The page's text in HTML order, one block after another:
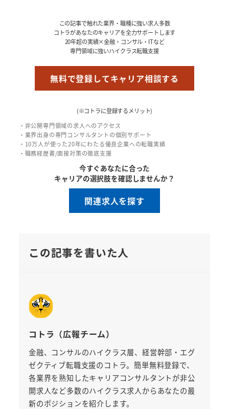
この記事で触れた業界・職種に強い求人多数
コトラがあなたのキャリアを全力サポートします
20年超の実績×金融・コンサル・ITなど
専門領域に強いハイクラス転職支援
無料で登録してキャリア相談する
(※コトラに登録するメリット)
・非公開専門領域の求人へのアクセス
・業界出身の専門コンサルタントの個別サポート
・10万人が使った20年にわたる優良企業への転職実績
・職務経歴書/面接対策の徹底支援
今すぐあなたに合った
キャリアの選択肢を確認しませんか？
関連求人を探す
この記事を書いた人
コトラ（広報チーム）
金融、コンサルのハイクラス層、経営幹部・エグ
ゼクティブ転職支援のコトラ。簡単無料登録で、
各業界を熟知したキャリアコンサルタントが非公
開求人など多数のハイクラス求人からあなたの最
新のポジションを紹介します。